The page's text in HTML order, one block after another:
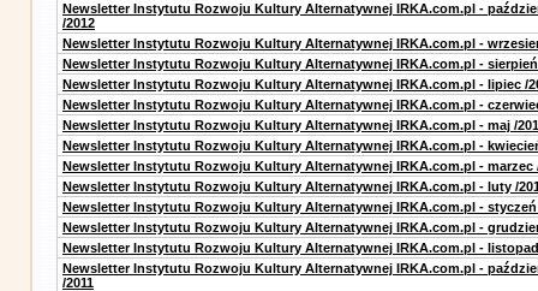
Newsletter Instytutu Rozwoju Kultury Alternatywnej IRKA.com.pl -
/2012
Newsletter Instytutu Rozwoju Kultury Alternatywnej IRKA.com.pl -
Newsletter Instytutu Rozwoju Kultury Alternatywnej IRKA.com.pl - sierpień
Newsletter Instytutu Rozwoju Kultury Alternatywnej IRKA.com.pl - lipiec /
Newsletter Instytutu Rozwoju Kultury Alternatywnej IRKA.com.pl -
Newsletter Instytutu Rozwoju Kultury Alternatywnej IRKA.com.pl - maj /
Newsletter Instytutu Rozwoju Kultury Alternatywnej IRKA.com.pl -
Newsletter Instytutu Rozwoju Kultury Alternatywnej IRKA.com.pl - marzec
Newsletter Instytutu Rozwoju Kultury Alternatywnej IRKA.com.pl - luty /
Newsletter Instytutu Rozwoju Kultury Alternatywnej IRKA.com.pl - styczeń
Newsletter Instytutu Rozwoju Kultury Alternatywnej IRKA.com.pl -
Newsletter Instytutu Rozwoju Kultury Alternatywnej IRKA.com.pl - listopad
Newsletter Instytutu Rozwoju Kultury Alternatywnej IRKA.com.pl -
/2011